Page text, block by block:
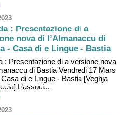
: Presentazione di a
nova di l’Almanaccu di
- Casa di e Lingue - Bastia
: Presentazione di a versione nova
di Bastia Vendredi 17 Mars
di e Lingue - Bastia [Veghja
L’associ...